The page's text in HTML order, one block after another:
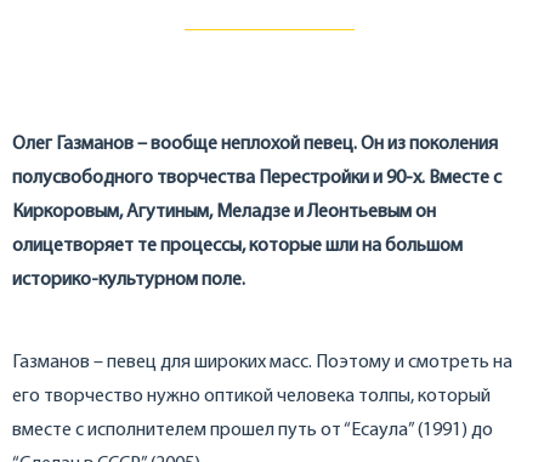
Олег Газманов – вообще неплохой певец. Он из поколения
полусвободного творчества Перестройки и 90-х. Вместе с
Киркоровым, Агутиным, Меладзе и Леонтьевым он
олицетворяет те процессы, которые шли на большом
историко-культурном поле.
Газманов – певец для широких масс. Поэтому и смотреть на
его творчество нужно оптикой человека толпы, который
вместе с исполнителем прошел путь от “Есаула” (1991) до